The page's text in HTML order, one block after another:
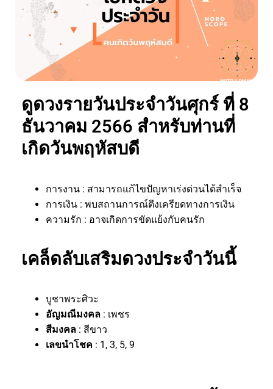
ดูดวงรายวันประจำวันศุกร์ ที่ 8
ธันวาคม 2566 สำหรับท่านที่
เกิดวันพฤหัสบดี
การงาน : สามารถแก้ไขปัญหาเร่งด่วนได้สำเร็จ
การเงิน : พบสถานการณ์ตึงเครียดทางการเงิน
ความรัก : อาจเกิดการขัดแย้งกับคนรัก
เคล็ดลับเสริมดวงประจำวันนี้
บูชาพระศิวะ
อัญมณีมงคล : เพชร
สีมงคล : สีขาว
เลขนำโชค : 1, 3, 5, 9